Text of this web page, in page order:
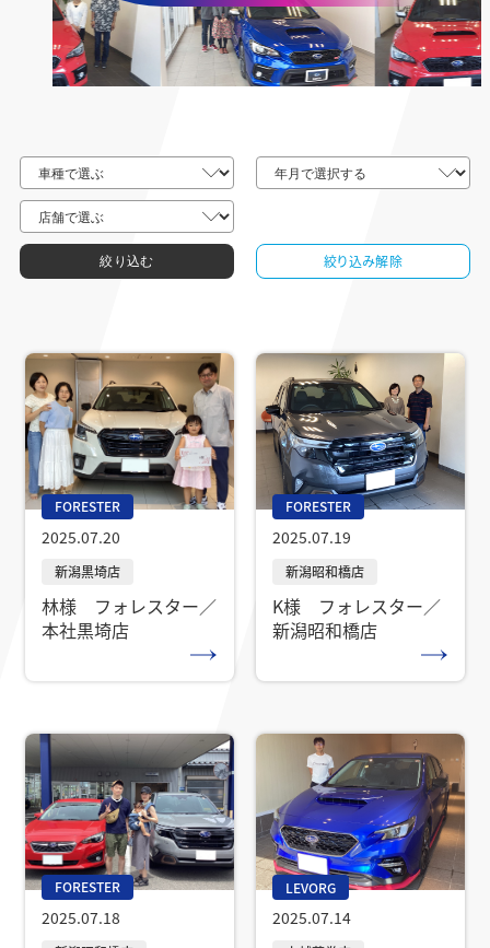
絞り込む 絞り込み解除
FORESTER
2025.07.20
林様 フォレスター／
本社黒埼店
FORESTER
2025.07.19
K様 フォレスター／
新潟昭和橋店
FORESTER
2025.07.18
LEVORG
2025.07.14